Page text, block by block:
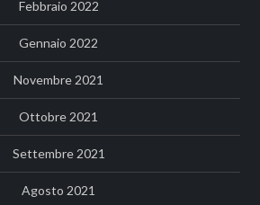
Febbraio 2022
Gennaio 2022
Novembre 2021
Ottobre 2021
Settembre 2021
Agosto 2021